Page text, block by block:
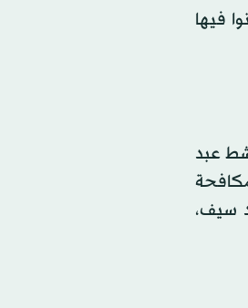
فيها
عبد
سيف،